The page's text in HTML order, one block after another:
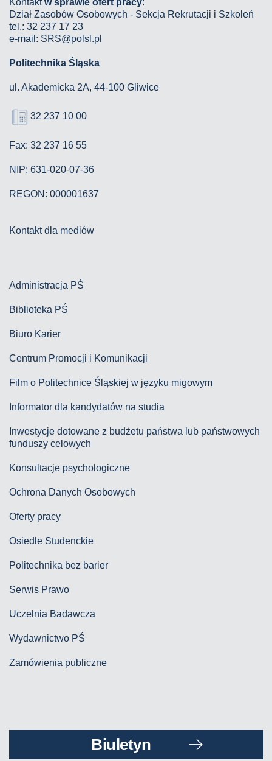
Kontaktw sprawie ofert pracy:
Dział Zasobów Osobowych - Sekcja Rekrutacji i Szkoleń
tel.: 32 237 17 23
e-mail: SRS@polsl.pl
Politechnika Śląska
ul. Akademicka 2A, 44-100 Gliwice
32 237 10 00
Fax: 32 237 16 55
NIP: 631-020-07-36
REGON: 000001637
Kontakt dla mediów
Administracja PŚ
Biblioteka PŚ
Biuro Karier
Centrum Promocji i Komunikacji
Film o Politechnice Śląskiej w języku migowym
Informator dla kandydatów na studia
Inwestycje dotowane z budżetu państwa lub państwowych
funduszy celowych
Konsultacje psychologiczne
Ochrona Danych Osobowych
Oferty pracy
Osiedle Studenckie
Politechnika bez barier
Serwis Prawo
Uczelnia Badawcza
Wydawnictwo PŚ
Zamówienia publiczne
Biuletyn